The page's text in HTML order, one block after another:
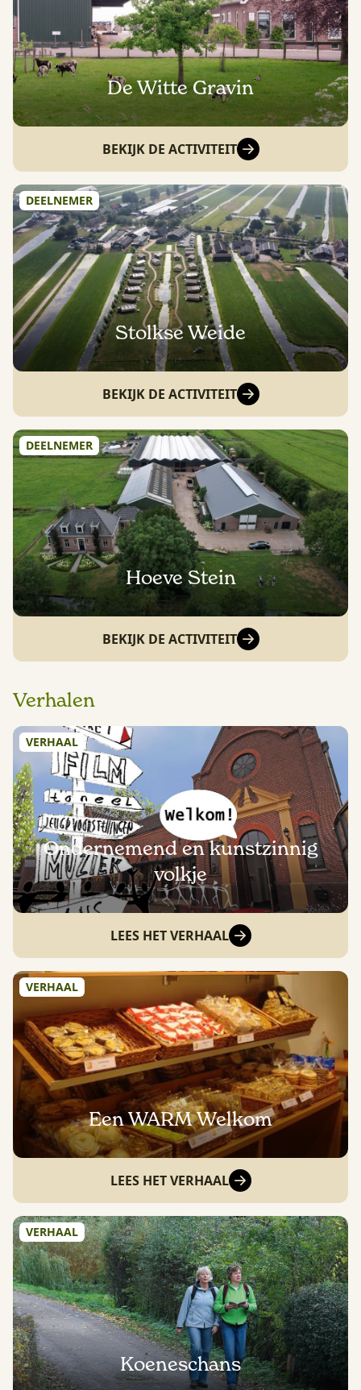
De Witte Gravin
BEKIJK DE ACTIVITEIT
DEELNEMER
Stolkse Weide
BEKIJK DE ACTIVITEIT
DEELNEMER
Hoeve Stein
BEKIJK DE ACTIVITEIT
Verhalen
VERHAAL
Ondernemend en kunstzinnig
volkje
LEES HET VERHAAL
VERHAAL
Een WARM Welkom
LEES HET VERHAAL
VERHAAL
Koeneschans